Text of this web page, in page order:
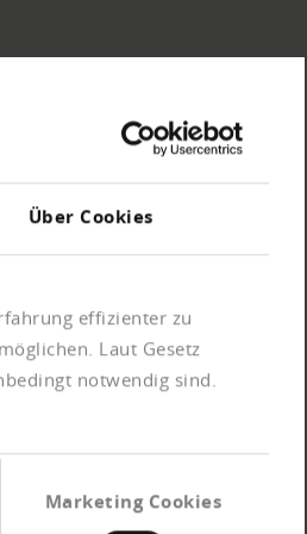
Über Cookies
effizienter zu
Laut Gesetz
notwendig sind.
Marketing Cookies